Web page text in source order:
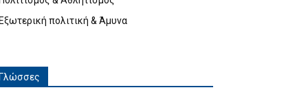
Εξωτερική πολιτική & Άμυνα
Γλώσσες